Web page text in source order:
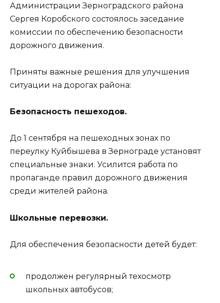
Администрации Зерноградского района
Сергея Коробского состоялось заседание
комиссии по обеспечению безопасности
дорожного движения.
Приняты важные решения для улучшения
ситуации на дорогах района:
Безопасность пешеходов.
До 1 сентября на пешеходных зонах по
переулку Куйбышева в Зернограде установят
специальные знаки. Усилится работа по
пропаганде правил дорожного движения
среди жителей района.
Школьные перевозки.
Для обеспечения безопасности детей будет:
продолжен регулярный техосмотр
школьных автобусов;